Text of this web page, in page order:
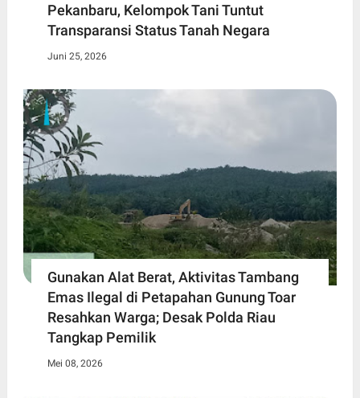
Pekanbaru, Kelompok Tani Tuntut
Transparansi Status Tanah Negara
Juni 25, 2026
Gunakan Alat Berat, Aktivitas Tambang
Emas Ilegal di Petapahan Gunung Toar
Resahkan Warga; Desak Polda Riau
Tangkap Pemilik
Mei 08, 2026